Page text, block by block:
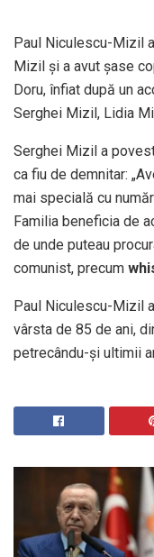
Paul Niculescu-Mizil
Mizil și a avut șase
Doru, înfiat după un
Serghei Mizil, Lidia
Serghei Mizil a
ca fiu de demnitar:
mai specială cu
Familia beneficia de
de unde puteau
comunist, precum
Paul Niculescu-Mizil
vârsta de 85 de ani,
petrecându-și ultimii